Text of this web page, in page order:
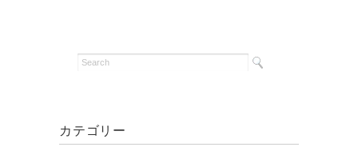
カテゴリー